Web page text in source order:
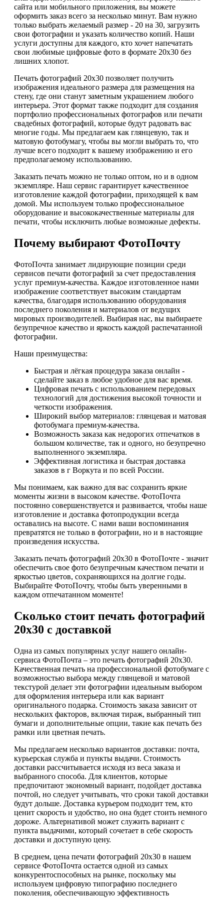
сайта или мобильного приложения, вы можете
оформить заказ всего за несколько минут. Вам нужно
только выбрать желаемый размер - 20 на 30, загрузить
свои фотографии и указать количество копий. Наши
услуги доступны для каждого, кто хочет напечатать
свои любимые цифровые фото в формате 20х30 без
лишних хлопот.
Печать фотографий 20х30 позволяет получить
изображения идеального размера для размещения на
стену, где они станут заметным украшением любого
интерьера. Этот формат также подходит для создания
портфолио профессиональных фотографов или печати
свадебных фотографий, которые будут радовать вас
многие годы. Мы предлагаем как глянцевую, так и
матовую фотобумагу, чтобы вы могли выбрать то, что
лучше всего подходит к вашему изображению и его
предполагаемому использованию.
Заказать печать можно не только оптом, но и в одном
экземпляре. Наш сервис гарантирует качественное
изготовление каждой фотографии, приходящей к вам
домой. Мы используем только профессиональное
оборудование и высококачественные материалы для
печати, чтобы исключить любые возможные дефекты.
Почему выбирают ФотоПочту
ФотоПочта занимает лидирующие позиции среди
сервисов печати фотографий за счет предоставления
услуг премиум-качества. Каждое изготовленное нами
изображение соответствует высоким стандартам
качества, благодаря использованию оборудования
последнего поколения и материалов от ведущих
мировых производителей. Выбирая нас, вы выбираете
безупречное качество и яркость каждой распечатанной
фотографии.
Наши преимущества:
Быстрая и лёгкая процедура заказа онлайн -
сделайте заказ в любое удобное для вас время.
Цифровая печать с использованием передовых
технологий для достижения высокой точности и
четкости изображения.
Широкий выбор материалов: глянцевая и матовая
фотобумага премиум-качества.
Возможность заказа как недорогих отпечатков в
большом количестве, так и одного, но безупречно
выполненного экземпляра.
Эффективная логистика и быстрая доставка
заказов в г Воркута и по всей России.
Мы понимаем, как важно для вас сохранить яркие
моменты жизни в высоком качестве. ФотоПочта
постоянно совершенствуется и развивается, чтобы наше
изготовление и доставка фотопродукции всегда
оставались на высоте. С нами ваши воспоминания
превратятся не только в фотографии, но и в настоящие
произведения искусства.
Заказать печать фотографий 20х30 в ФотоПочте - значит
обеспечить свое фото безупречным качеством печати и
яркостью цветов, сохраняющихся на долгие годы.
Выбирайте ФотоПочту, чтобы быть уверенными в
каждом отпечатанном моменте!
Сколько стоит печать фотографий
20х30 с доставкой
Одна из самых популярных услуг нашего онлайн-
сервиса ФотоПочта – это печать фотографий 20х30.
Качественная печать на профессиональной фотобумаге с
возможностью выбора между глянцевой и матовой
текстурой делает эти фотографии идеальным выбором
для оформления интерьера или как вариант
оригинального подарка. Стоимость заказа зависит от
нескольких факторов, включая тираж, выбранный тип
бумаги и дополнительные опции, такие как печать без
рамки или цветная печать.
Мы предлагаем несколько вариантов доставки: почта,
курьерская служба и пункты выдачи. Стоимость
доставки рассчитывается исходя из веса заказа и
выбранного способа. Для клиентов, которые
предпочитают экономный вариант, подойдет доставка
почтой, но следует учитывать, что сроки такой доставки
будут дольше. Доставка курьером подходит тем, кто
ценит скорость и удобство, но она будет стоить немного
дороже. Альтернативой может служить вариант с
пункта выдачими, который сочетает в себе скорость
доставки и доступную цену.
В среднем, цена печати фотографий 20х30 в нашем
сервисе ФотоПочта остается одной из самых
конкурентоспособных на рынке, поскольку мы
используем цифровую типографию последнего
поколения, обеспечивающую эффективность